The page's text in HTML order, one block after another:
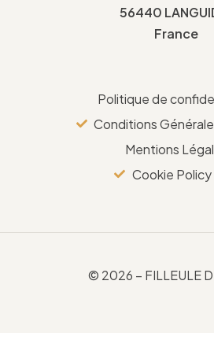
56440
France
Politique de
Conditions
Mentions
Cookie Policy
© 2026 – FILLEULE